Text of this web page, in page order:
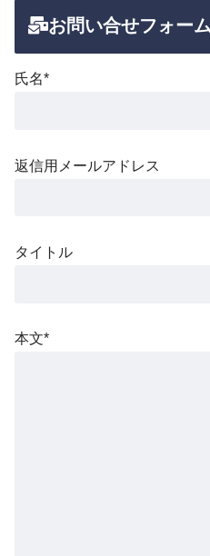
お問い合せフォーム
氏名*
返信用メールアドレス
タイトル
本文*